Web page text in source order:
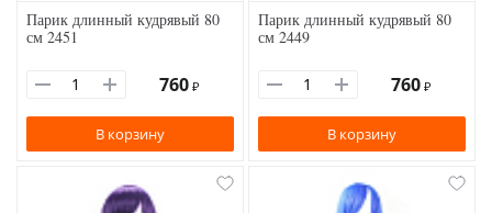
Парик длинный кудрявый 80
см 2451
760 ₽
В корзину
Парик длинный кудрявый 80
см 2449
760 ₽
В корзину